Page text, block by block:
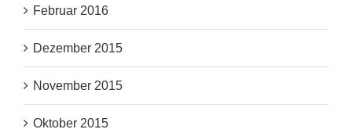
Februar 2016
Dezember 2015
November 2015
Oktober 2015